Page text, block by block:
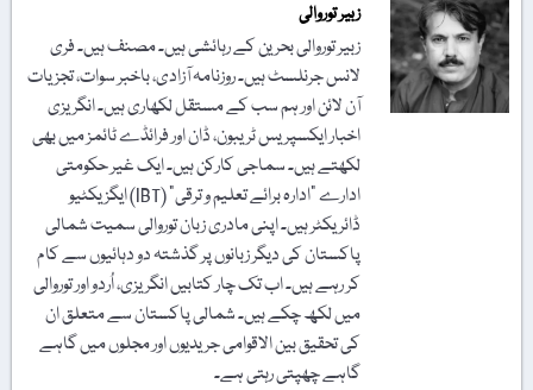
زبیر توروالی
زبیر توروالی بحرین کے رہائشی ہیں۔ مصنف ہیں۔ فری
لانس جرنلسٹ ہیں۔ روزنامہ آزادی، باخبر سوات، تجزیات
آن لائن اور ہم سب کے مستقل لکھاری ہیں۔ انگریزی
اخبار ایکسپریس ٹریبون، ڈان اور فرائڈے ٹائمز میں بھی
لکھتے ہیں۔ سماجی کارکن ہیں۔ ایک غیر حکومتی
ادارے "ادارہ برائے تعلیم و ترقی" (IBT) ایگزیکٹیو
ڈائریکٹر ہیں۔ اپنی مادری زبان توروالی سمیت شمالی
پاکستان کی دیگر زبانوں پر گذشتہ دو دہائیوں سے کام
کر رہے ہیں۔ اب تک چار کتابیں انگریزی، اُردو اور توروالی
میں لکھ چکے ہیں۔ شمالی پاکستان سے متعلق ان
کی تحقیق بین الاقوامی جریدیوں اور مجلوں میں گاہے
گاہے چھپتی رہتی ہے۔